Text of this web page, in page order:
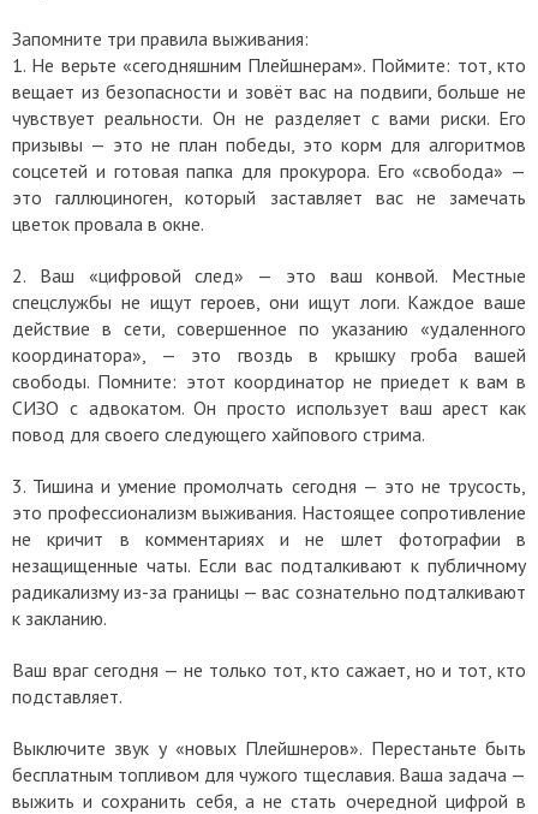
Запомните три правила выживания:
1. Не верьте «сегодняшним Плейшнерам». Поймите: тот, кто
вещает из безопасности и зовёт вас на подвиги, больше не
чувствует реальности. Он не разделяет с вами риски. Его
призывы — это не план победы, это корм для алгоритмов
соцсетей и готовая папка для прокурора. Его «свобода» —
это галлюциноген, который заставляет вас не замечать
цветок провала в окне.
2.
Ваш «цифровой след» — это ваш конвой. Местные
спецслужбы не ищут героев, они ищут логи. Каждое ваше
действие в сети, совершенное по указанию «удаленного
координатора», — это гвоздь в крышку гроба вашей
свободы. Помните: этот координатор не приедет к вам в
СИЗО с адвокатом. Он просто использует ваш арест как
повод для своего следующего хайпового стрима.
3. Тишина и умение промолчать сегодня — это не трусость,
это профессионализм выживания. Настоящее сопротивление
не кричит в комментариях и не шлет фотографии в
незащищенные чаты. Если вас подталкивают к публичному
радикализму из-за границы — вас сознательно подталкивают
к закланию.
Ваш враг сегодня — не только тот, кто сажает, но и тот, кто
подставляет.
Выключите звук у «новых Плейшнеров». Перестаньте быть
бесплатным топливом для чужого тщеславия. Ваша задача —
выжить и сохранить себя, а не стать очередной цифрой в